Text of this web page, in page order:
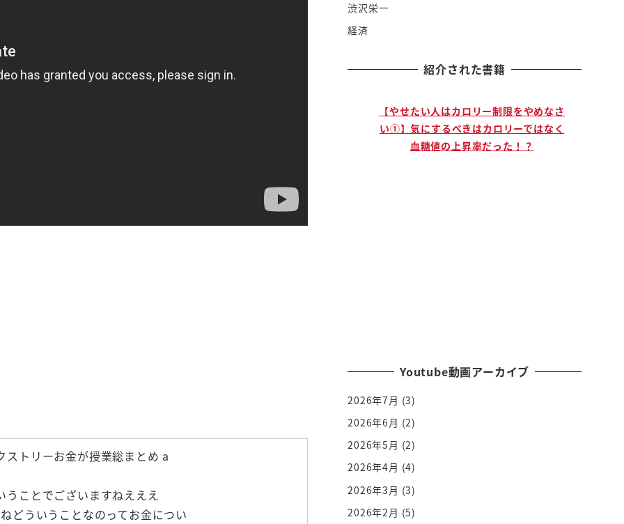
ストリーお金が授業総まとめ a
うことでございますねえええ
どういうことなのってお金につい
渋沢栄一
経済
紹介された書籍
【やせたい人はカロリー制限をやめなさ
い①】気にするべきはカロリーではなく
血糖値の上昇率だった！？
Youtube動画アーカイブ
2026年7月 (3)
2026年6月 (2)
2026年5月 (2)
2026年4月 (4)
2026年3月 (3)
2026年2月 (5)